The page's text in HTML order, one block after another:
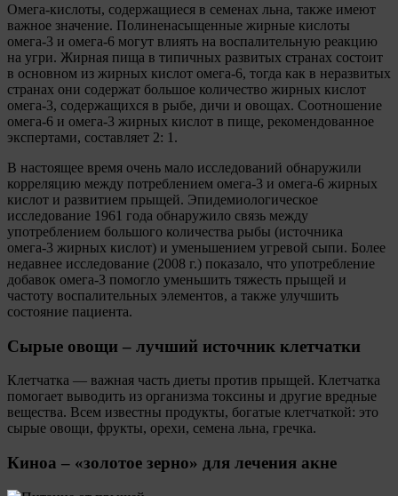
Омега-кислоты, содержащиеся в семенах льна, также имеют
важное значение. Полиненасыщенные жирные кислоты
омега-3 и омега-6 могут влиять на воспалительную реакцию
на угри. Жирная пища в типичных развитых странах состоит
в основном из жирных кислот омега-6, тогда как в неразвитых
странах они содержат большое количество жирных кислот
омега-3, содержащихся в рыбе, дичи и овощах. Соотношение
омега-6 и омега-3 жирных кислот в пище, рекомендованное
экспертами, составляет 2: 1.
В настоящее время очень мало исследований обнаружили
корреляцию между потреблением омега-3 и омега-6 жирных
кислот и развитием прыщей. Эпидемиологическое
исследование 1961 года обнаружило связь между
употреблением большого количества рыбы (источника
омега-3 жирных кислот) и уменьшением угревой сыпи. Более
недавнее исследование (2008 г.) показало, что употребление
добавок омега-3 помогло уменьшить тяжесть прыщей и
частоту воспалительных элементов, а также улучшить
состояние пациента.
Сырые овощи – лучший источник клетчатки
Клетчатка — важная часть диеты против прыщей. Клетчатка
помогает выводить из организма токсины и другие вредные
вещества. Всем известны продукты, богатые клетчаткой: это
сырые овощи, фрукты, орехи, семена льна, гречка.
Киноа – «золотое зерно» для лечения акне